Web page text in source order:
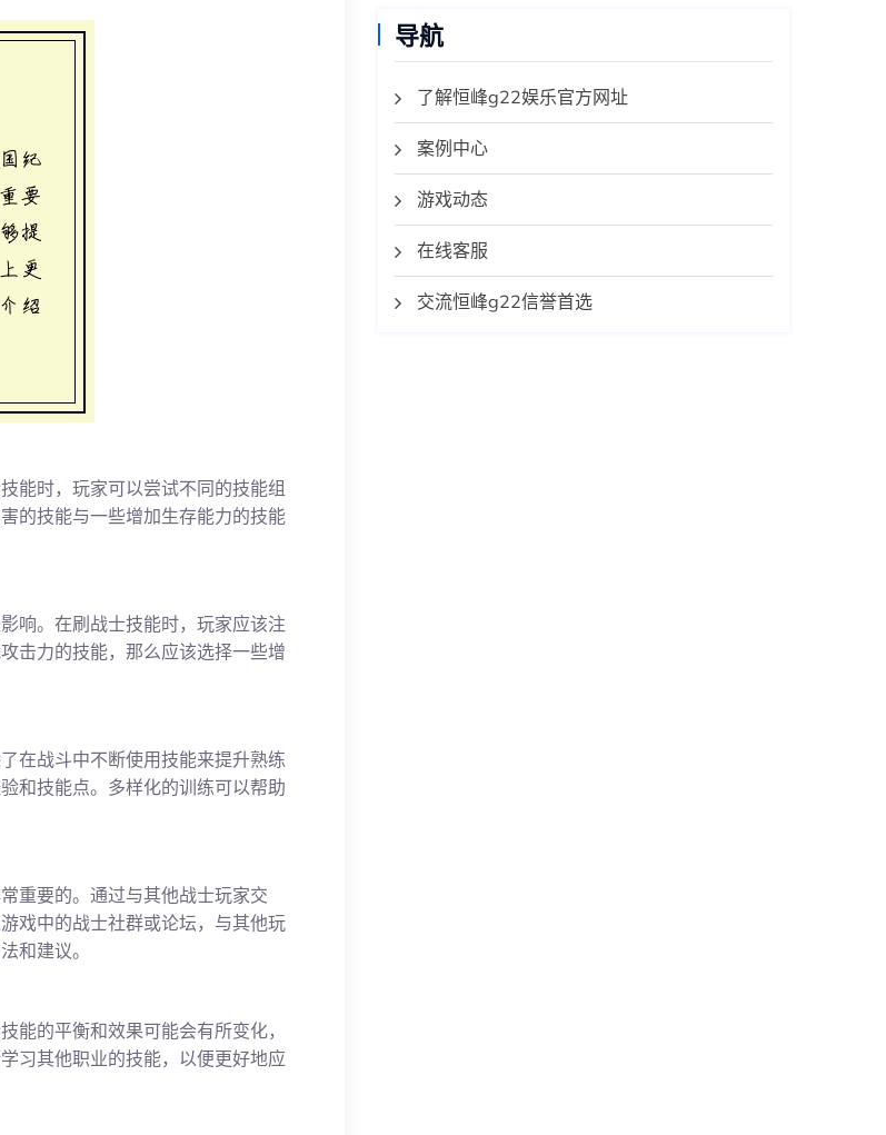
能时，玩家可以尝试不同的技能组
的技能与一些增加生存能力的技能
响。在刷战士技能时，玩家应该注
击力的技能，那么应该选择一些增
在战斗中不断使用技能来提升熟练
和技能点。多样化的训练可以帮助
重要的。通过与其他战士玩家交
戏中的战士社群或论坛，与其他玩
和建议。
能的平衡和效果可能会有所变化，
习其他职业的技能，以便更好地应
导航
了解恒峰g22娱乐官方网址
案例中心
游戏动态
在线客服
交流恒峰g22信誉首选